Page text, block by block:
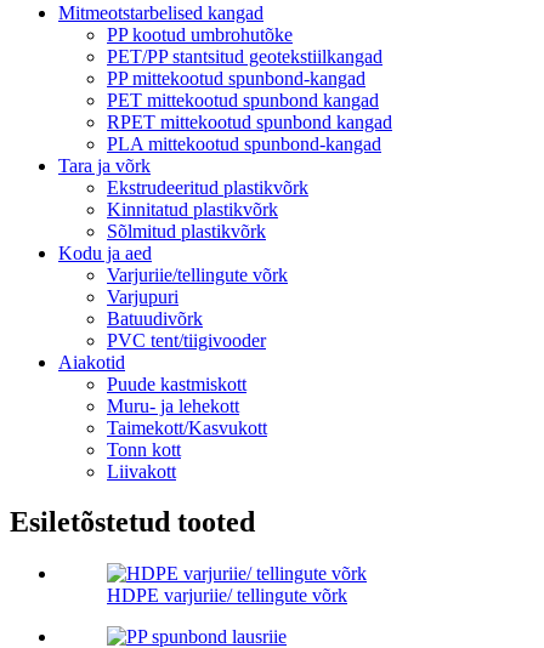
Mitmeotstarbelised kangad
PP kootud umbrohutõke
PET/PP stantsitud geotekstiilkangad
PP mittekootud spunbond-kangad
PET mittekootud spunbond kangad
RPET mittekootud spunbond kangad
PLA mittekootud spunbond-kangad
Tara ja võrk
Ekstrudeeritud plastikvõrk
Kinnitatud plastikvõrk
Sõlmitud plastikvõrk
Kodu ja aed
Varjuriie/tellingute võrk
Varjupuri
Batuudivõrk
PVC tent/tiigivooder
Aiakotid
Puude kastmiskott
Muru- ja lehekott
Taimekott/Kasvukott
Tonn kott
Liivakott
Esiletõstetud tooted
HDPE varjuriie/ tellingute võrk